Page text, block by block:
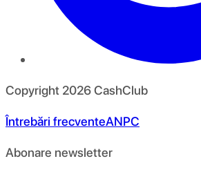
Copyright 2026CashClub
Întrebări frecventeANPC
Abonare newsletter